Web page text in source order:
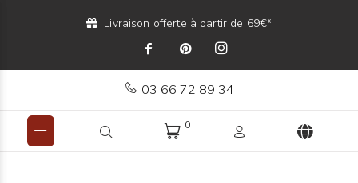
Livraison offerte à partir de 69€*
03 66 72 89 34
0